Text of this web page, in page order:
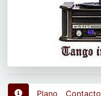
Plano Contacto